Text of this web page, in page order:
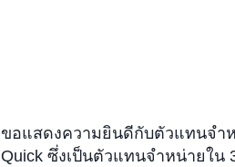
ขอแสดงความยินดีกับตัวแทนจำ
Quick ซึ่งเป็นตัวแทนจำหน่ายใน